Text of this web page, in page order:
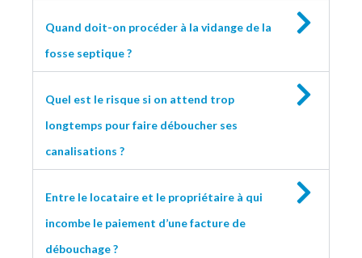
Quand doit-on procéder à la vidange de la
fosse septique ?
Quel est le risque si on attend trop
longtemps pour faire déboucher ses
canalisations ?
Entre le locataire et le propriétaire à qui
incombe le paiement d’une facture de
débouchage ?